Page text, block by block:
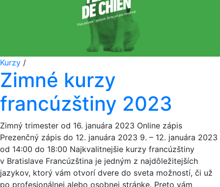
Kurzy /
Zimné kurzy
francúzštiny 2023
Zimný trimester od 16. januára 2023 Online zápis
Prezenčný zápis do 12. januára 2023 9. – 12. januára 2023
od 14:00 do 18:00 Najkvalitnejšie kurzy francúzštiny
v Bratislave Francúzština je jedným z najdôležitejších
jazykov, ktorý vám otvorí dvere do sveta možností, či už
po profesionálnej alebo osobnej stránke. Preto vám